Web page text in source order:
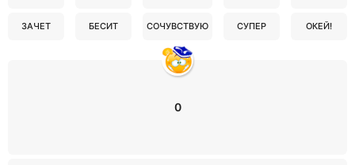
ЗАЧЕТ БЕСИТ СОЧУВСТВУЮ СУПЕР ОКЕЙ!
0